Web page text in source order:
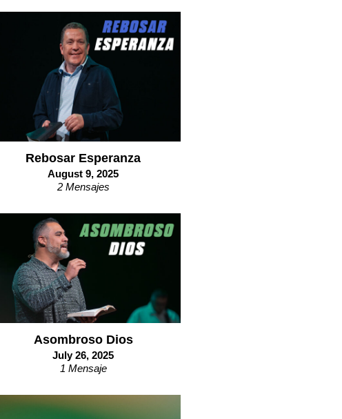
Rebosar Esperanza
August 9, 2025
2 Mensajes
Asombroso Dios
July 26, 2025
1 Mensaje